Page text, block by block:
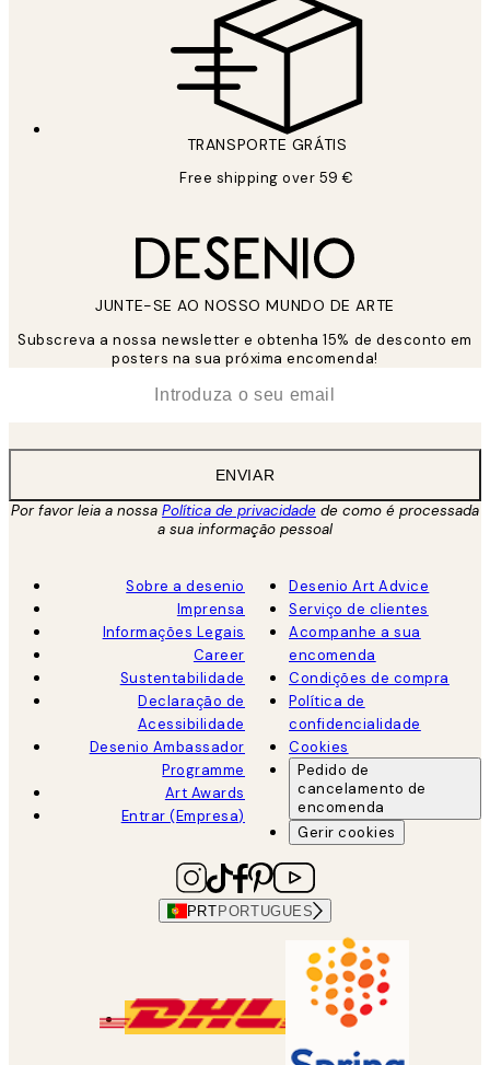
TRANSPORTE GRÁTIS
Free shipping over 59 €
JUNTE-SE AO NOSSO MUNDO DE ARTE
Subscreva a nossa newsletter e obtenha 15% de desconto em
posters na sua próxima encomenda!
ENVIAR
Por favor leia a nossa Política de privacidade de como é processada
a sua informação pessoal
Sobre a desenio
Imprensa
Informações Legais
Career
Sustentabilidade
Declaração de
Acessibilidade
Desenio Ambassador
Programme
Art Awards
Entrar (Empresa)
Desenio Art Advice
Serviço de clientes
Acompanhe a sua
encomenda
Condições de compra
Política de
confidencialidade
Cookies
Pedido de
cancelamento de
encomenda
Gerir cookies
PRT PORTUGUES